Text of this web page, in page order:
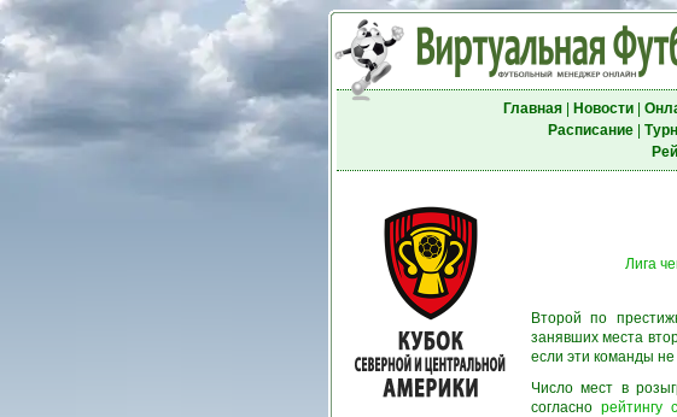
Главная| Новости|
Расписание|
Лига
Второй по
занявших места
если эти команды
Число мест в
согласнорейтингу